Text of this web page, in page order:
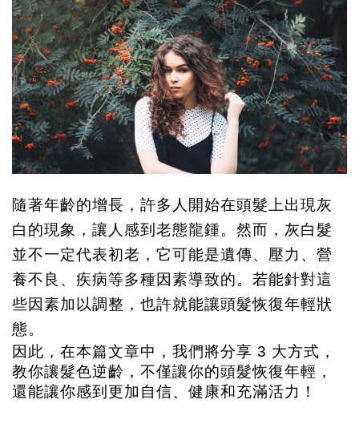
隨著年齡的增長，許多人開始在頭髮上出現灰
白的現象，讓人感到老態龍鍾。然而，灰白髮
並不一定代表初老，它可能是遺傳、壓力、營
養不良、疾病等多種因素導致的。若能針對這
些因素加以調整，也許就能讓頭髮恢復年輕狀
態。
因此，在本篇文章中，我們將分享 3 大方式，
教你讓髮色逆齡，不僅讓你的頭髮恢復年輕，
還能讓你感到更加自信、健康和充滿活力！